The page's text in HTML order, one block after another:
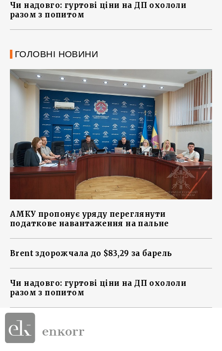
Чи надовго: гуртові ціни на ДП охололи
разом з попитом
ГОЛОВНІ НОВИНИ
АМКУ пропонує уряду переглянути
податкове навантаження на пальне
Brent здорожчала до $83,29 за барель
Чи надовго: гуртові ціни на ДП охололи
разом з попитом